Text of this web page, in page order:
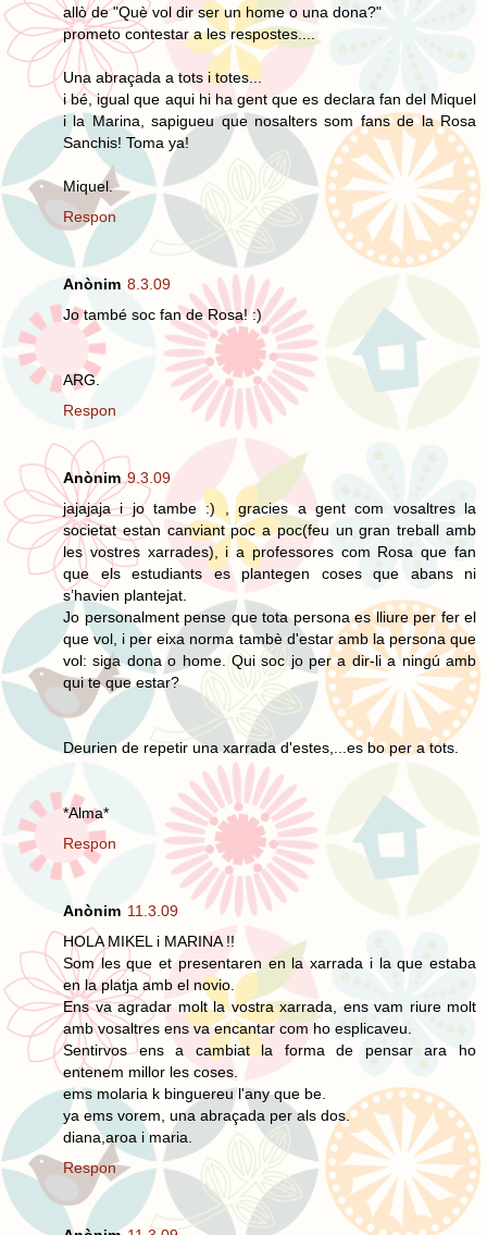
allò de "Què vol dir ser un home o una dona?"
prometo contestar a les respostes....
Una abraçada a tots i totes...
i bé, igual que aqui hi ha gent que es declara fan del Miquel
i la Marina, sapigueu que nosalters som fans de la Rosa
Sanchis! Toma ya!
Miquel.
Respon
Anònim 8.3.09
Jo també soc fan de Rosa! :)
ARG.
Respon
Anònim 9.3.09
jajajaja i jo tambe :) , gracies a gent com vosaltres la
societat estan canviant poc a poc(feu un gran treball amb
les vostres xarrades), i a professores com Rosa que fan
que els estudiants es plantegen coses que abans ni
s’havien plantejat.
Jo personalment pense que tota persona es lliure per fer el
que vol, i per eixa norma tambè d'estar amb la persona que
vol: siga dona o home. Qui soc jo per a dir-li a ningú amb
qui te que estar?
Deurien de repetir una xarrada d'estes,...es bo per a tots.
*Alma*
Respon
Anònim 11.3.09
HOLA MIKEL i MARINA !!
Som les que et presentaren en la xarrada i la que estaba
en la platja amb el novio.
Ens va agradar molt la vostra xarrada, ens vam riure molt
amb vosaltres ens va encantar com ho esplicaveu.
Sentirvos ens a cambiat la forma de pensar ara ho
entenem millor les coses.
ems molaria k binguereu l'any que be.
ya ems vorem, una abraçada per als dos.
diana,aroa i maria.
Respon